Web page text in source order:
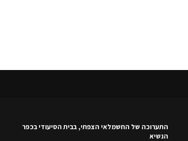
התערוכה של החשמלאי הצפתי, בבית הסיעודי בכפר
הנשיא